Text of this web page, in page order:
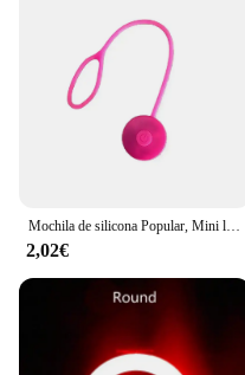
Mochila de silicona Popular, Mini luz de bicicleta para conducción nocturna, luz de advertencia de bicicleta fácil, luz trasera LED para seguridad en ciclismo
2,02€